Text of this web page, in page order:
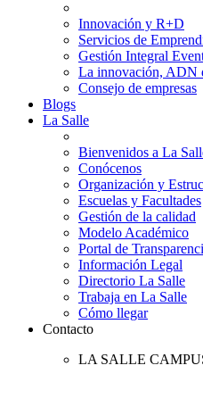
Innovación y R+D
Servicios de
Gestión Integral
La innovación, ADN
Consejo de empresas
Blogs
La Salle
Bienvenidos a La
Conócenos
Organización y
Escuelas y Facultades
Gestión de la calidad
Modelo Académico
Portal de
Información Legal
Directorio La Salle
Trabaja en La Salle
Cómo llegar
Contacto
LA SALLE